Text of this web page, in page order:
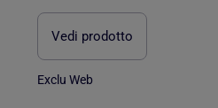
Vedi prodotto
Exclu Web